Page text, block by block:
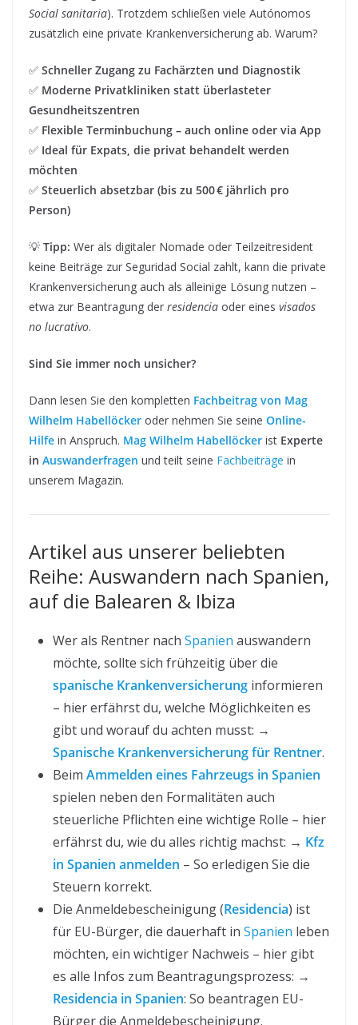
Social sanitaria). Trotzdem schließen viele Autónomos
zusätzlich eine private Krankenversicherung ab. Warum?
✅ Schneller Zugang zu Fachärzten und Diagnostik
✅ Moderne Privatkliniken statt überlasteter
Gesundheitszentren
✅ Flexible Terminbuchung – auch online oder via App
✅ Ideal für Expats, die privat behandelt werden
möchten
✅ Steuerlich absetzbar (bis zu 500 € jährlich pro
Person)
💡 Tipp: Wer als digitaler Nomade oder Teilzeitresident
keine Beiträge zur Seguridad Social zahlt, kann die private
Krankenversicherung auch als alleinige Lösung nutzen –
etwa zur Beantragung der residencia oder eines visados
no lucrativo.
Sind Sie immer noch unsicher?
Dann lesen Sie den kompletten Fachbeitrag von Mag
Wilhelm Habellöcker oder nehmen Sie seine Online-
Hilfe in Anspruch. Mag Wilhelm Habellöcker ist Experte
in Auswanderfragen und teilt seine Fachbeiträge in
unserem Magazin.
Artikel aus unserer beliebten
Reihe: Auswandern nach Spanien,
auf die Balearen & Ibiza
Wer als Rentner nach Spanien auswandern
möchte, sollte sich frühzeitig über die
spanische Krankenversicherung informieren
– hier erfährst du, welche Möglichkeiten es
gibt und worauf du achten musst: →
Spanische Krankenversicherung für Rentner.
Beim Ammelden eines Fahrzeugs in Spanien
spielen neben den Formalitäten auch
steuerliche Pflichten eine wichtige Rolle – hier
erfährst du, wie du alles richtig machst: → Kfz
in Spanien anmelden – So erledigen Sie die
Steuern korrekt.
Die Anmeldebescheinigung (Residencia) ist
für EU-Bürger, die dauerhaft in Spanien leben
möchten, ein wichtiger Nachweis – hier gibt
es alle Infos zum Beantragungsprozess: →
Residencia in Spanien: So beantragen EU-
Bürger die Anmeldebescheinigung.